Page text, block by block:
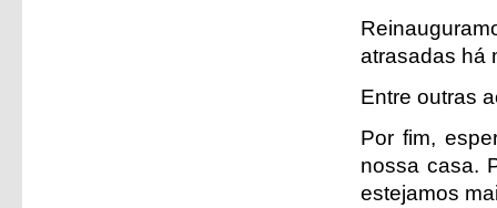
atrasadas há
Entre outras
Por fim,
nossa casa.
estejamos